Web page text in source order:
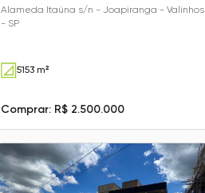
Alameda Itaúna s/n - Joapiranga - Valinhos
- SP
5153 m²
Comprar: R$ 2.500.000